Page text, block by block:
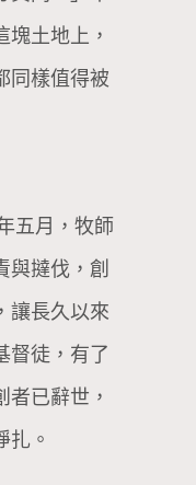
塊土地上，
同樣值得被
五月，牧師
與撻伐，創
讓長久以來
督徒，有了
者已辭世，
扎。